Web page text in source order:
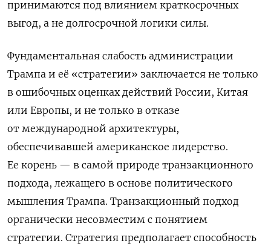
принимаются под влиянием краткосрочных
выгод, а не долгосрочной логики силы.
Фундаментальная слабость администрации
Трампа и её «стратегии» заключается не только
в ошибочных оценках действий России, Китая
или Европы, и не только в отказе
от международной архитектуры,
обеспечивавшей американское лидерство.
Ее корень — в самой природе транзакционного
подхода, лежащего в основе политического
мышления Трампа. Транзакционный подход
органически несовместим с понятием
стратегии. Стратегия предполагает способность